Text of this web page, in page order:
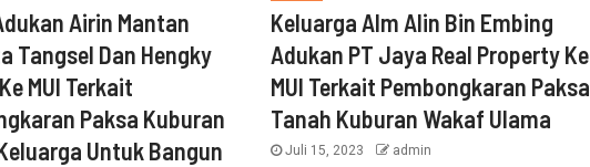
Airin Mantan
Tangsel Dan Hengky
MUI Terkait
Paksa Kuburan
Untuk Bangun
Keluarga Alm Alin Bin Embing
Adukan PT Jaya Real Property Ke
MUI Terkait Pembongkaran Paksa
Tanah Kuburan Wakaf Ulama
Juli 15, 2023 admin